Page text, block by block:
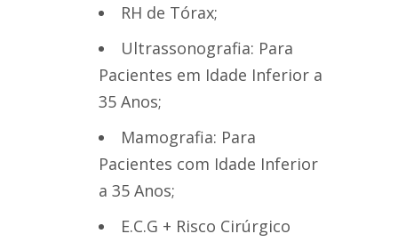
RH de Tórax;
Ultrassonografia: Para
Pacientes em Idade Inferior a
35 Anos;
Mamografia: Para
Pacientes com Idade Inferior
a 35 Anos;
E.C.G + Risco Cirúrgico